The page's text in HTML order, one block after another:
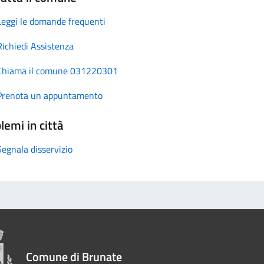
le domande frequenti
Assistenza
il comune 031220301
un appuntamento
in città
disservizio
Comune di Brunate